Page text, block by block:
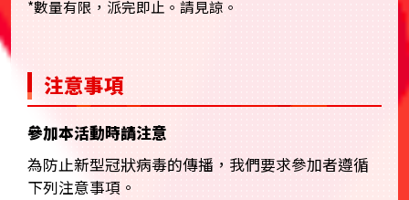
*數量有限，派完即止。請見諒。
注意事項
參加本活動時請注意
為防止新型冠狀病毒的傳播，我們要求參加者遵循
下列注意事項。